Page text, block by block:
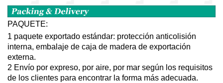
PAQUETE:
1 paquete exportado estándar: protección anticolisión
interna, embalaje de caja de madera de exportación
externa.
2 Envío por expreso, por aire, por mar según los requisitos
de los clientes para encontrar la forma más adecuada.